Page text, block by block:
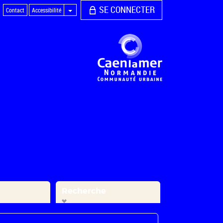
Contact Accessibilité SE CONNECTER
Recherche